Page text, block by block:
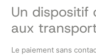
Un dispositif
aux
Le paiement sans